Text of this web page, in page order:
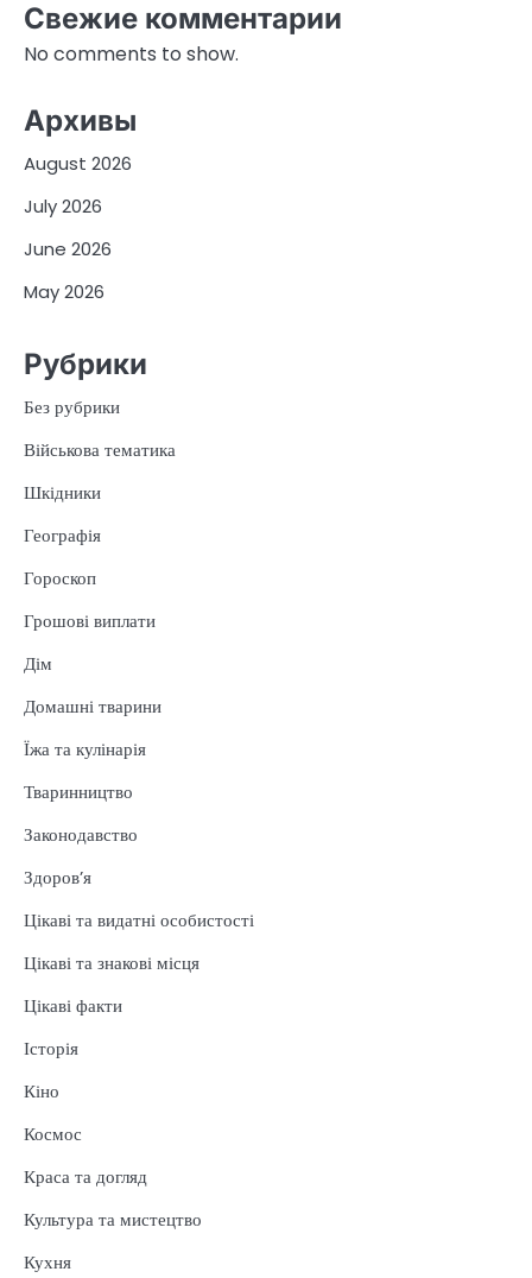
Свежие комментарии
No comments to show.
Архивы
August 2026
July 2026
June 2026
May 2026
Рубрики
Без рубрики
Військова тематика
Шкідники
Географія
Гороскоп
Грошові виплати
Дім
Домашні тварини
Їжа та кулінарія
Тваринництво
Законодавство
Здоров’я
Цікаві та видатні особистості
Цікаві та знакові місця
Цікаві факти
Історія
Кіно
Космос
Краса та догляд
Культура та мистецтво
Кухня